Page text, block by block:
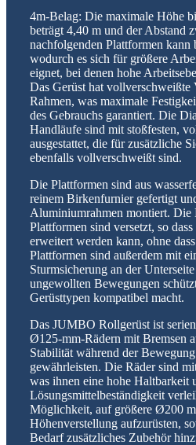
4m-Belag: Die maximale Höhe
beträgt 4,40 m und der Abstand
nachfolgenden Plattformen kann
wodurch es sich für größere
eignet, bei denen hohe
Das Gerüst hat vollverschweißte
Rahmen, was maximale
des Gebrauchs garantiert. Die
Handläufe sind mit stoßfesten,
ausgestattet, die für zusätzliche
ebenfalls vollverschweißt sind.
Die Plattformen sind aus
reinem Birkenfurnier gefertigt
Aluminiumrahmen montiert. Die
Plattformen sind versetzt, so
erweitert werden kann, ohne
Plattformen sind außerdem mit
Sturmsicherung an der
ungewollten Bewegungen
Gerüsttypen kompatibel macht.
Das JUMBO Rollgerüst ist
Ø125-mm-Rädern mit Bremsen
Stabilität während der
gewährleisten. Die Räder sind
was ihnen eine hohe Haltbarkeit
Lösungsmittelbeständigkeit
Möglichkeit, auf größere Ø200
Höhenverstellung aufzurüsten,
Bedarf zusätzliches Zubehör